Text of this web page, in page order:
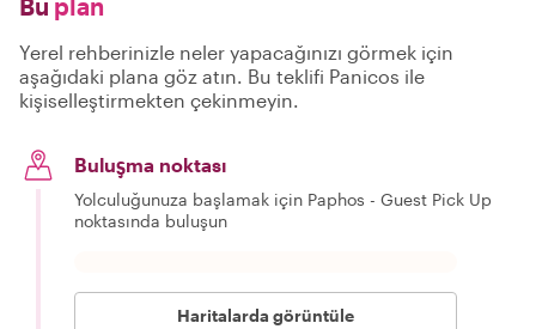
Bu plan
Yerel rehberinizle neler yapacağınızı görmek için
aşağıdaki plana göz atın. Bu teklifi Panicos ile
kişiselleştirmekten çekinmeyin.
Buluşma noktası
Yolculuğunuza başlamak için Paphos - Guest Pick Up
noktasında buluşun
Haritalarda görüntüle